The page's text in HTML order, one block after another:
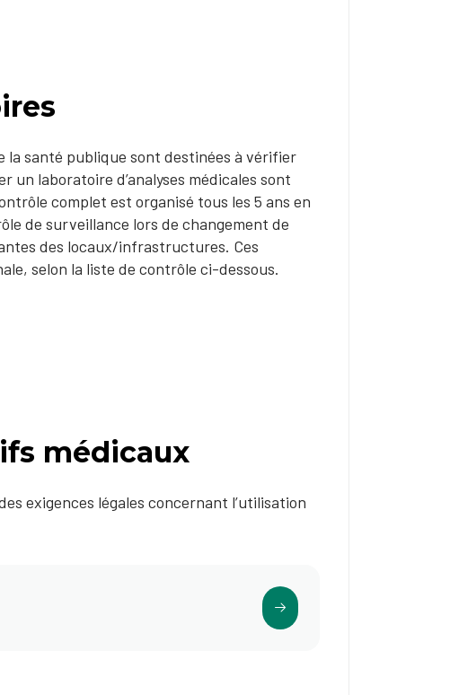
la santé publique sont destinées à vérifier
un laboratoire d’analyses médicales sont
complet est organisé tous les 5 ans en
de surveillance lors de changement de
des locaux/infrastructures. Ces
selon la liste de contrôle ci-dessous.
médicaux
exigences légales concernant l’utilisation